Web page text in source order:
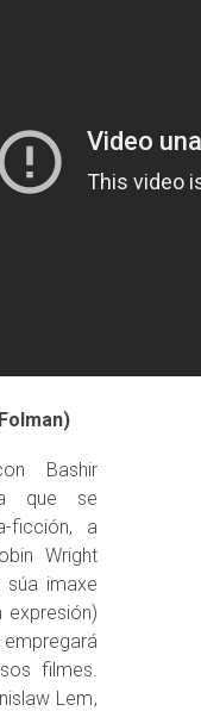
Bashir
que se
ficción, a
Wright
imaxe
expresión)
filmes.
Lem,